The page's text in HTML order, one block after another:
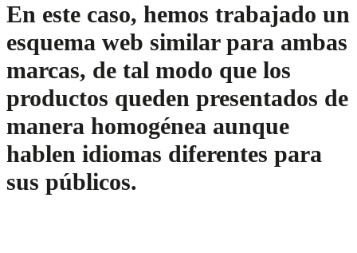
En este caso, hemos trabajado un
esquema web similar para ambas
marcas, de tal modo que los
productos queden presentados de
manera homogénea aunque
hablen idiomas diferentes para
sus públicos.